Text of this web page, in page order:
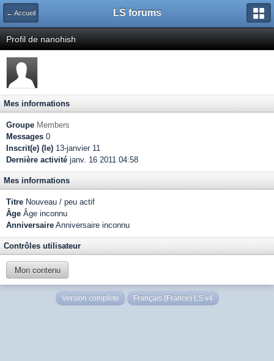
← Accueil LS forums
Profil de nanohish
Mes informations
Groupe Members
Messages 0
Inscrit(e) (le) 13-janvier 11
Dernière activité janv. 16 2011 04:58
Mes informations
Titre Nouveau / peu actif
Âge Âge inconnu
Anniversaire Anniversaire inconnu
Contrôles utilisateur
Mon contenu
Version complète Français (France) LS v4